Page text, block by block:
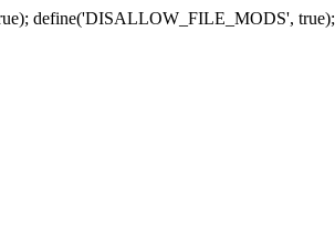
define('DISALLOW_FILE_MODS', true);